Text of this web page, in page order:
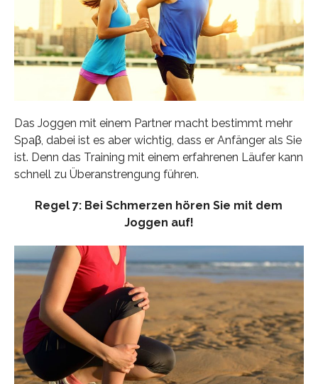
Das Joggen mit einem Partner macht bestimmt mehr
Spaβ, dabei ist es aber wichtig, dass er Anfänger als Sie
ist. Denn das Training mit einem erfahrenen Läufer kann
schnell zu Überanstrengung führen.
Regel 7: Bei Schmerzen hören Sie mit dem
Joggen auf!